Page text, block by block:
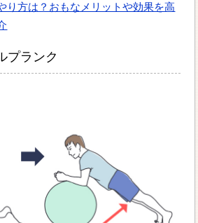
り方は？おもなメリットや効果を高
プランク